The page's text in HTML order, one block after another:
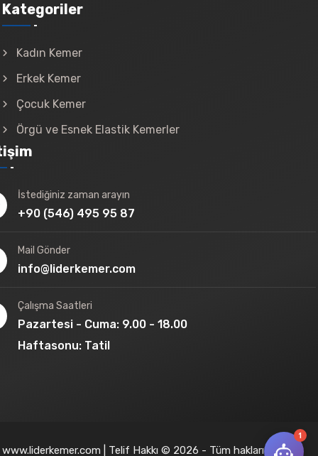
Kategoriler
Kadın Kemer
Erkek Kemer
Çocuk Kemer
Örgü ve Esnek Elastik Kemerler
İstediğiniz zaman arayın
+90 (546) 495 95 87
Mail Gönder
info@liderkemer.com
Çalışma Saatleri
Pazartesi - Cuma: 9.00 - 18.00
Haftasonu: Tatil
www.liderkemer.com | Telif Hakkı © 2026 - Tüm hakları saklıdır
1